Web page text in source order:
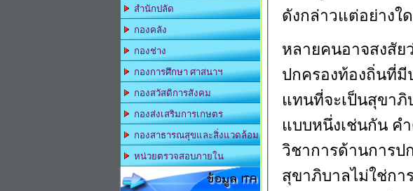
สำนักปลัด
กองคลัง
กองช่าง
กองการศึกษา ศาสนาฯ
กองสวัสดิการสังคม
กองส่งเสริมการเกษตร
กองสาธารณสุขและสิ่งแวดล้อม
หน่วยตรวจสอบภายใน
ข้อมูล ITA
ดังกล่าวแต่อย่างใด
หลายคนอาจสงสัย
ปกครองท้องถิ่นที่มี
แทนที่จะเป็นสุขาภิ
แบบหนึ่งเช่นกัน ค
วิชาการด้านการป
สุขาภิบาลไม่ใช่กา